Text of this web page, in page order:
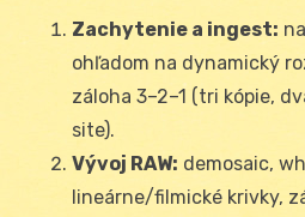
Zachytenie a ingest:
ohľadom na dynamický
záloha 3–2–1 (tri kópie,
site).
Vývoj RAW: demosaic,
lineárne/filmické krivky,